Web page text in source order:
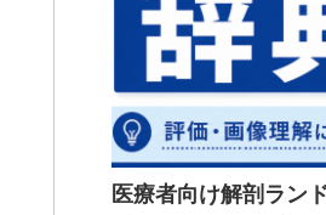
医療者向け解剖ラン